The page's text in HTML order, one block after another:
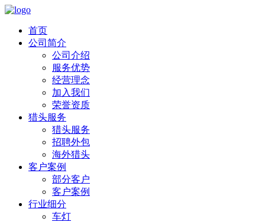
首页
公司简介
公司介绍
服务优势
经营理念
加入我们
荣誉资质
猎头服务
猎头服务
招聘外包
海外猎头
客户案例
部分客户
客户案例
行业细分
车灯